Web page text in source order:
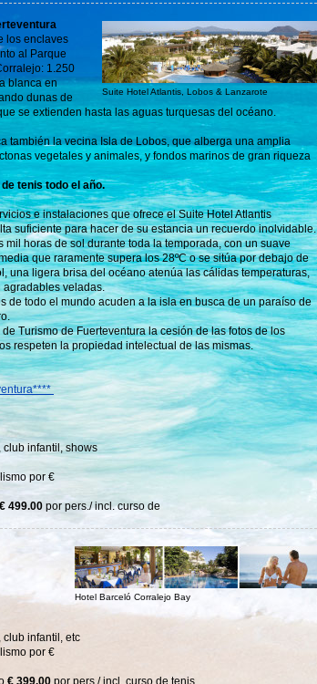
Suite Hotel Atlantis, Lobos & Lanzarote
los enclaves
al Parque
1.250
blanca en
dunas de
se extienden hasta las aguas turquesas del océano.
también la vecina Isla de Lobos, que alberga una amplia
vegetales y animales, y fondos marinos de gran riqueza
tenis todo el año.
e instalaciones que ofrece el Suite Hotel Atlantis
suficiente para hacer de su estancia un recuerdo inolvidable.
mil horas de sol durante toda la temporada, con un suave
que raramente supera los 28ºC o se sitúa por debajo de
una ligera brisa del océano atenúa las cálidas temperaturas,
veladas.
de todo el mundo acuden a la isla en busca de un paraíso de
Turismo de Fuerteventura la cesión de las fotos de los
respeten la propiedad intelectual de las mismas.
club infantil, shows
por €
€ 499.00 por pers./ incl. curso de
Hotel Barceló Corralejo Bay
club infantil, etc
por €
€ 399.00 por pers./ incl. curso de tenis